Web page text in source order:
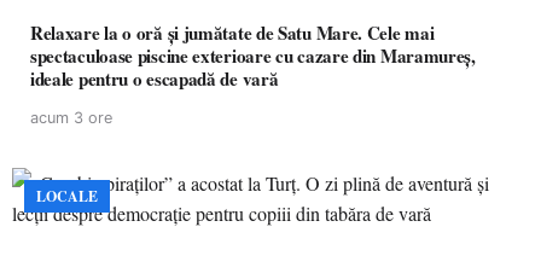
Relaxare la o oră și jumătate de Satu Mare. Cele mai
spectaculoase piscine exterioare cu cazare din Maramureș,
ideale pentru o escapadă de vară
acum 3 ore
LOCALE